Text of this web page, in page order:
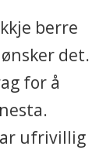
berre
det.
for å
ufrivillig